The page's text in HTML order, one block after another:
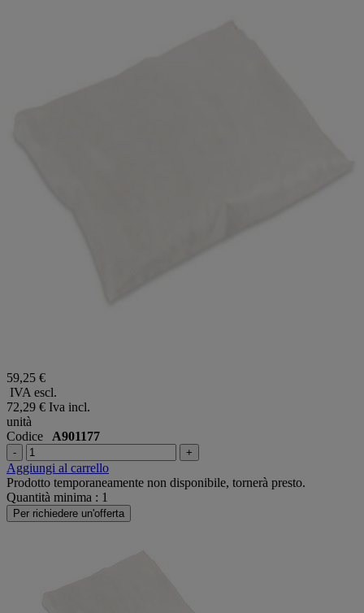
59,25 €
IVA escl.
72,29 € Iva incl.
unità
Codice A901177
- +
Aggiungi al carrello
Prodotto temporaneamente non disponibile, tornerà presto.
Quantità minima : 1
Per richiedere un'offerta